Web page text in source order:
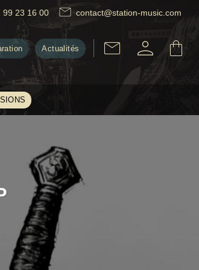
99 23 16 00 contact@station-music.com
Actualités